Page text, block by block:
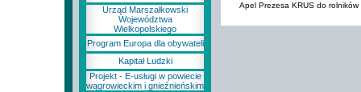
Urząd Marszałkowski
Województwa
Wielkopolskiego
Program Europa dla obywateli
Kapitał Ludzki
Projekt - E-usługi w powiecie
wągrowieckim i gnieźnieńskim
Apel Prezesa KRUS do